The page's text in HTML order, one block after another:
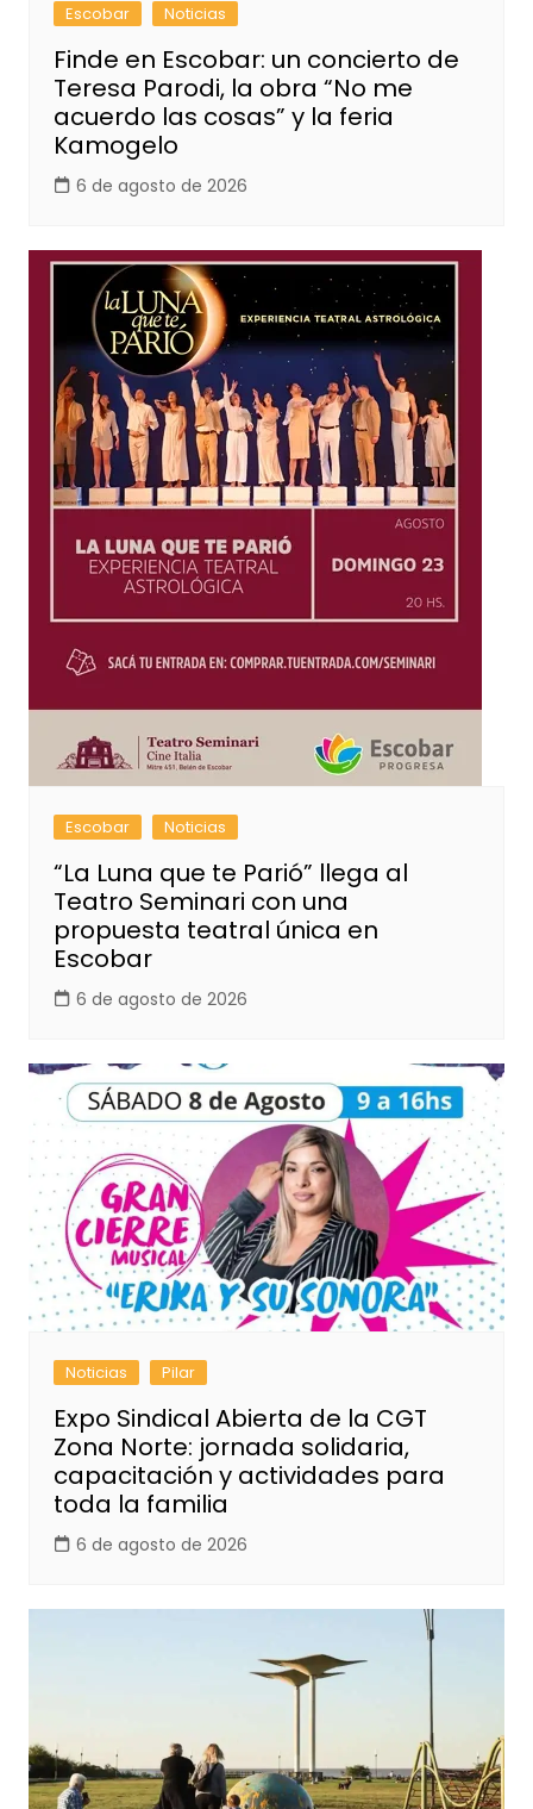
Escobar Noticias
Finde en Escobar: un concierto de
Teresa Parodi, la obra “No me
acuerdo las cosas” y la feria
Kamogelo
6 de agosto de 2026
Escobar Noticias
“La Luna que te Parió” llega al
Teatro Seminari con una
propuesta teatral única en
Escobar
6 de agosto de 2026
Noticias Pilar
Expo Sindical Abierta de la CGT
Zona Norte: jornada solidaria,
capacitación y actividades para
toda la familia
6 de agosto de 2026